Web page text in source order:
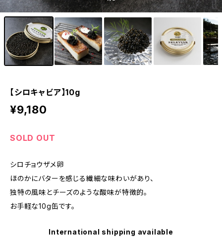
【シロキャビア】10g
¥9,180
SOLD OUT
シロチョウザメ卵
ほのかにバターを感じる繊細な味わいがあり、
独特の風味とチーズのような酸味が特徴的。
お手軽な10g缶です。
International shipping available